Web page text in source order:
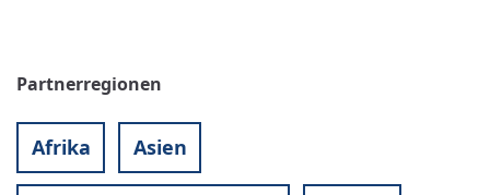
Partnerregionen
Afrika Asien